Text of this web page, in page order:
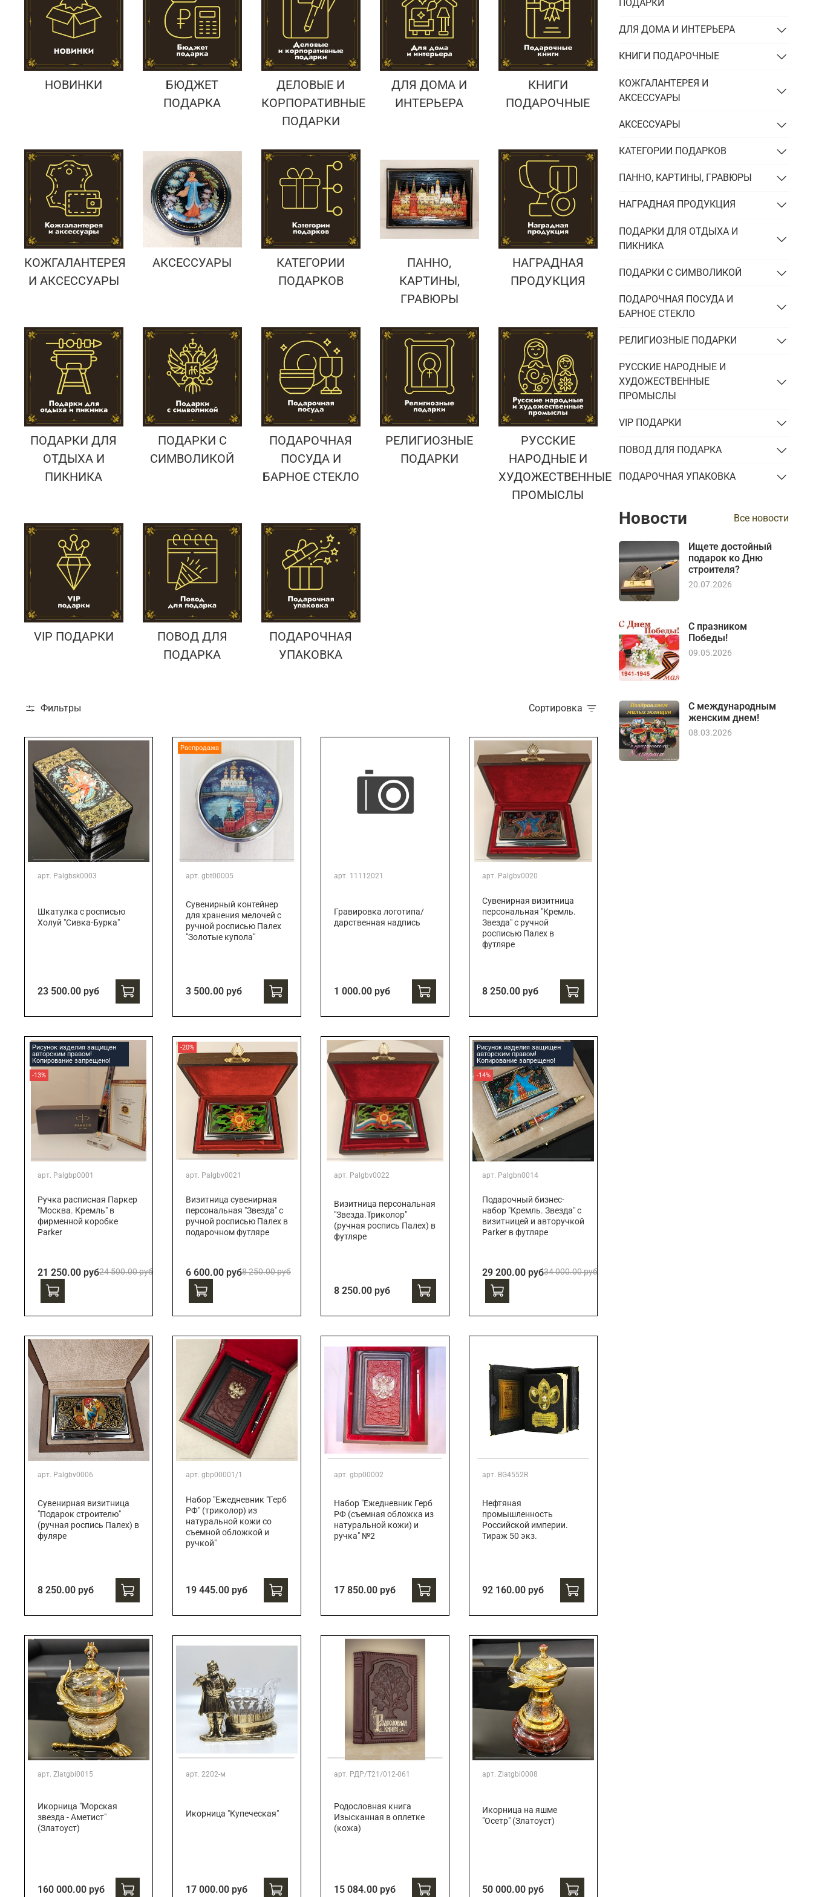
Подарки банковскому работнику
Подарки брокеру
Подарки директору/руководителю
Подарки страховщику
Подарки строителю
Подарки учителю
Подарки энергетику
Подарки юристу
НОВИНКИ
БЮДЖЕТ
ПОДАРКА
ДЕЛОВЫЕ И
КОРПОРАТИВНЫЕ
ПОДАРКИ
ДЛЯ ДОМА И
ИНТЕРЬЕРА
КНИГИ
ПОДАРОЧНЫЕ
КОЖГАЛАНТЕРЕЯ
И АКСЕССУАРЫ
АКСЕССУАРЫ
КАТЕГОРИИ
ПОДАРКОВ
ПАННО,
КАРТИНЫ,
ГРАВЮРЫ
НАГРАДНАЯ
ПРОДУКЦИЯ
ПОДАРКИ ДЛЯ
ОТДЫХА И
ПИКНИКА
ПОДАРКИ С
СИМВОЛИКОЙ
ПОДАРОЧНАЯ
ПОСУДА И
БАРНОЕ СТЕКЛО
РЕЛИГИОЗНЫЕ
ПОДАРКИ
РУССКИЕ
НАРОДНЫЕ И
ХУДОЖЕСТВЕННЫЕ
ПРОМЫСЛЫ
VIP ПОДАРКИ
ПОВОД ДЛЯ
ПОДАРКА
ПОДАРОЧНАЯ
УПАКОВКА
Фильтры Сортировка
арт. Palgbsk0003
Шкатулка с росписью
Холуй "Сивка-Бурка"
23 500.00 руб
Распродажа
арт. gbt00005
Сувенирный контейнер
для хранения мелочей с
ручной росписью Палех
"Золотые купола"
3 500.00 руб
арт. 11112021
Гравировка логотипа/
дарственная надпись
1 000.00 руб
арт. Palgbv0020
Сувенирная визитница
персональная "Кремль.
Звезда" с ручной
росписью Палех в
футляре
8 250.00 руб
Рисунок изделия защищен
авторским правом!
Копирование запрещено!
-13%
арт. Palgbp0001
Ручка расписная Паркер
"Москва. Кремль" в
фирменной коробке
Parker
21 250.00 руб24 500.00 руб
-20%
арт. Palgbv0021
Визитница сувенирная
персональная "Звезда" с
ручной росписью Палех в
подарочном футляре
6 600.00 руб8 250.00 руб
арт. Palgbv0022
Визитница персональная
"Звезда.Триколор"
(ручная роспись Палех) в
футляре
8 250.00 руб
Рисунок изделия защищен
авторским правом!
Копирование запрещено!
-14%
арт. Palgbn0014
Подарочный бизнес-
набор "Кремль. Звезда" с
визитницей и авторучкой
Parker в футляре
29 200.00 руб34 000.00 руб
арт. Palgbv0006
Сувенирная визитница
"Подарок строителю"
(ручная роспись Палех) в
фуляре
8 250.00 руб
арт. gbp00001/1
Набор "Ежедневник "Герб
РФ" (триколор) из
натуральной кожи со
съемной обложкой и
ручкой"
19 445.00 руб
арт. gbp00002
Набор "Ежедневник Герб
РФ (съемная обложка из
натуральной кожи) и
ручка" №2
17 850.00 руб
арт. BG4552R
Нефтяная
промышленность
Российской империи.
Тираж 50 экз.
92 160.00 руб
арт. Zlatgbi0015
Икорница "Морская
звезда - Аметист"
(Златоуст)
160 000.00 руб
арт. 2202-м
Икорница "Купеческая"
17 000.00 руб
арт. РДР/Т21/012-061
Родословная книга
Изысканная в оплетке
(кожа)
15 084.00 руб
арт. Zlatgbi0008
Икорница на яшме
"Осетр" (Златоуст)
50 000.00 руб
ПОДАРКИ
ДЛЯ ДОМА И ИНТЕРЬЕРА
КНИГИ ПОДАРОЧНЫЕ
КОЖГАЛАНТЕРЕЯ И
АКСЕССУАРЫ
АКСЕССУАРЫ
КАТЕГОРИИ ПОДАРКОВ
ПАННО, КАРТИНЫ, ГРАВЮРЫ
НАГРАДНАЯ ПРОДУКЦИЯ
ПОДАРКИ ДЛЯ ОТДЫХА И
ПИКНИКА
ПОДАРКИ С СИМВОЛИКОЙ
ПОДАРОЧНАЯ ПОСУДА И
БАРНОЕ СТЕКЛО
РЕЛИГИОЗНЫЕ ПОДАРКИ
РУССКИЕ НАРОДНЫЕ И
ХУДОЖЕСТВЕННЫЕ
ПРОМЫСЛЫ
VIP ПОДАРКИ
ПОВОД ДЛЯ ПОДАРКА
ПОДАРОЧНАЯ УПАКОВКА
Новости Все новости
Ищете достойный
подарок ко Дню
строителя?
20.07.2026
С празником
Победы!
09.05.2026
С международным
женским днем!
08.03.2026